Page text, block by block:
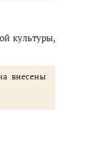
культуры,
внесены